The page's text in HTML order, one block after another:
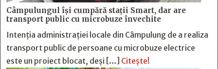
Câmpulungul îşi cumpără staţii Smart, dar are
transport public cu microbuze învechite
Intenția administrației locale din Câmpulung de a realiza
transport public de persoane cu microbuze electrice
este un proiect blocat, deși […] Citește!